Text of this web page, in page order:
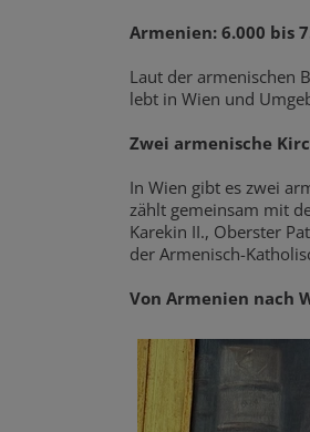
Armenien: 6.000 bis
Laut der armenischen
lebt in Wien und
Zwei armenische
In Wien gibt es zwei
zählt gemeinsam mit
Karekin II., Oberster
der Armenisch-
Von Armenien nach